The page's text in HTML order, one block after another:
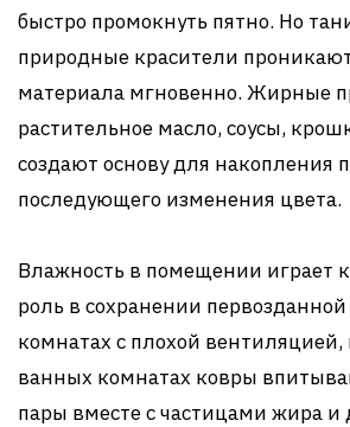
быстро промокнуть пятно. Но
природные красители
материала мгновенно. Жирные
растительное масло, соусы,
создают основу для накопления
последующего изменения цвета.
Влажность в помещении играет
роль в сохранении
комнатах с плохой вентиляцией,
ванных комнатах ковры
пары вместе с частицами жира и